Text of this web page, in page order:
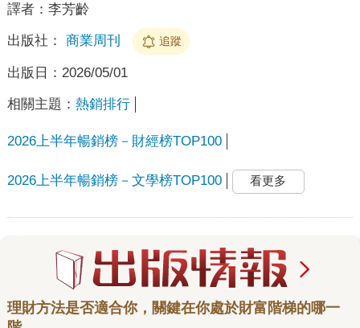
譯者： 李芳齡
出版社： 商業周刊 追蹤
出版日： 2026/05/01
相關主題： 熱銷排行
2026上半年暢銷榜－財經榜TOP100
2026上半年暢銷榜－文學榜TOP100 看更多
理財方法是否適合你，關鍵在你處於財富階梯的哪一